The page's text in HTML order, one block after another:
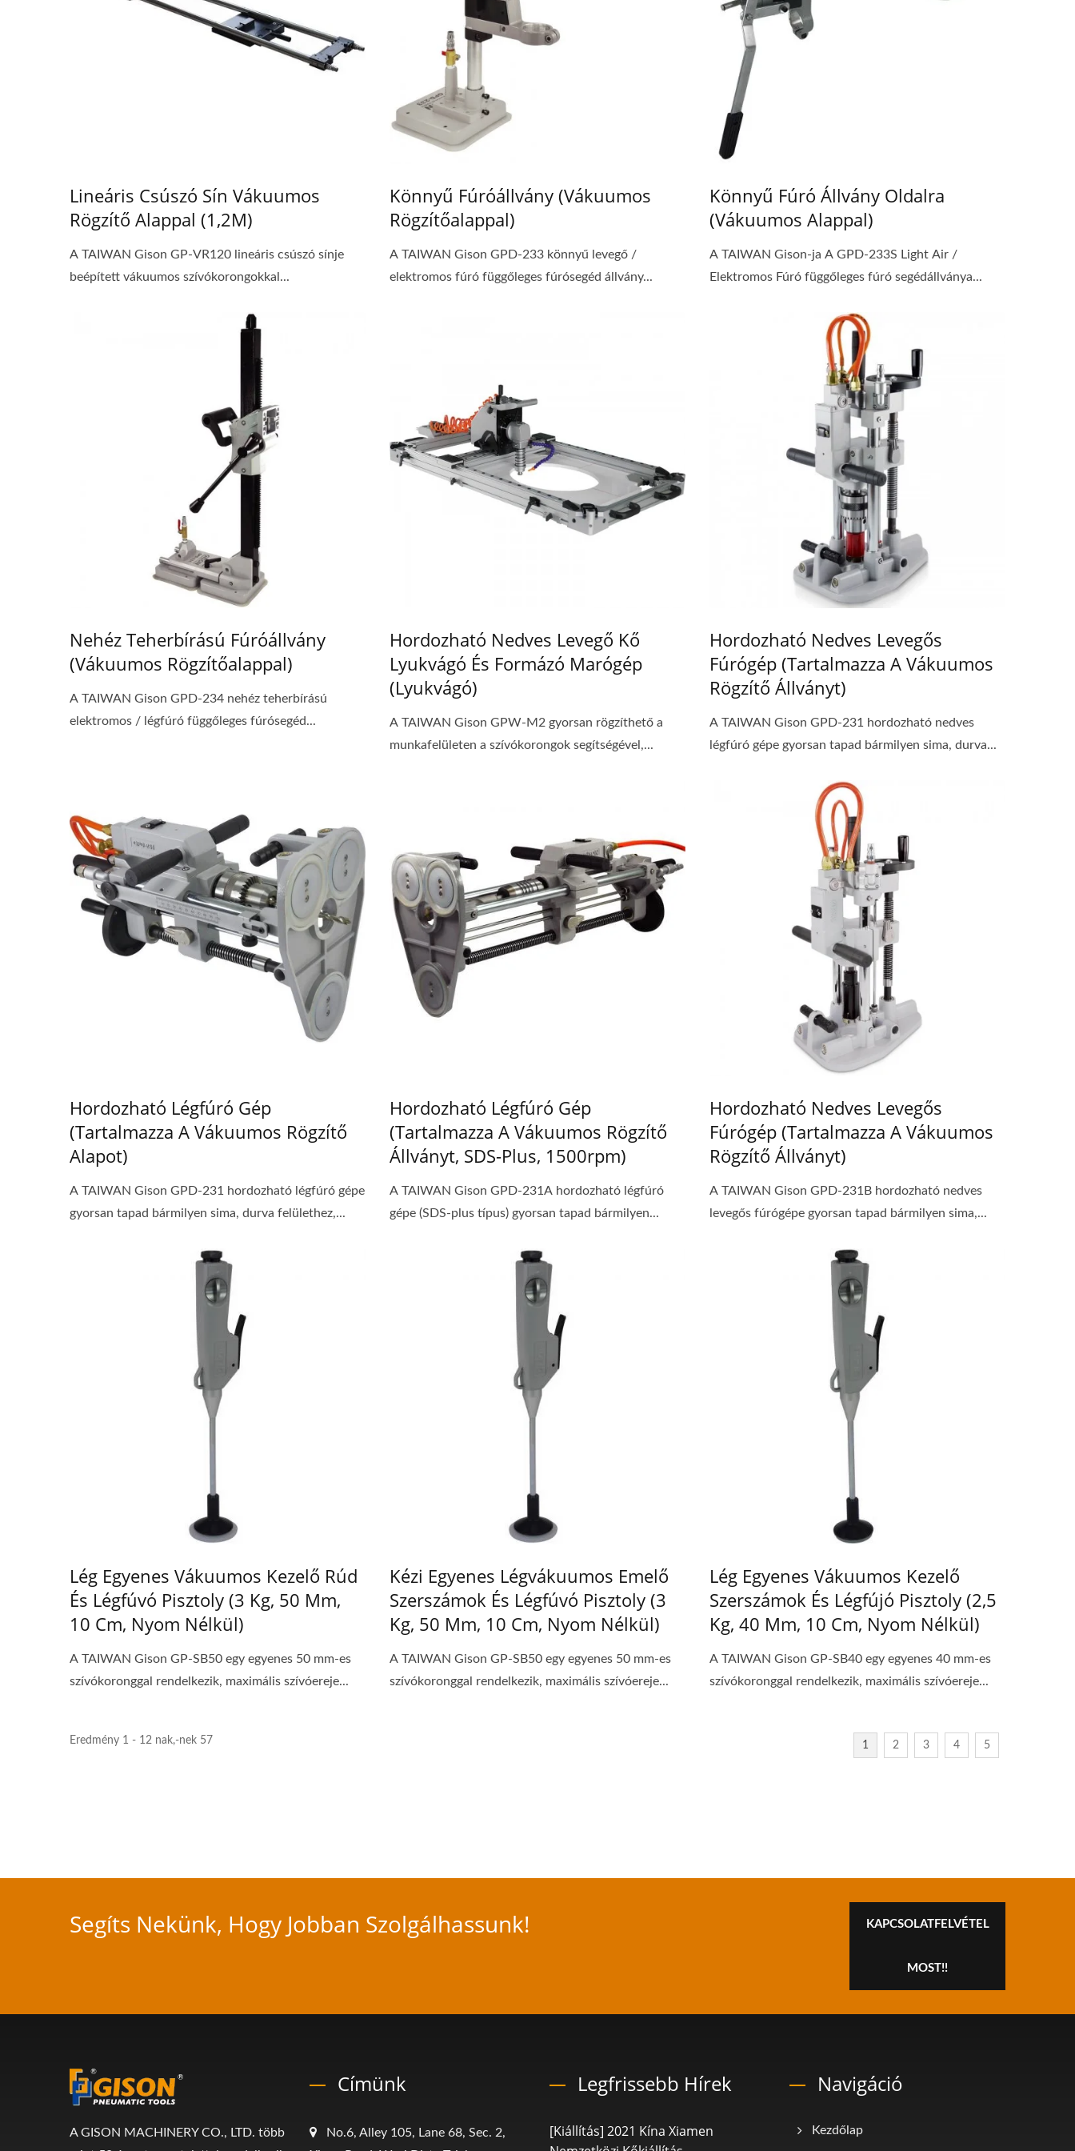
Lineáris Csúszó Sín Vákuumos
Rögzítő Alappal (1,2M)
A TAIWAN Gison GP-VR120 lineáris csúszó sínje
beépített vákuumos szívókorongokkal...
Könnyű Fúróállvány (vákuumos
Rögzítőalappal)
A TAIWAN Gison GPD-233 könnyű levegő /
elektromos fúró függőleges fúrósegéd állvány...
Könnyű Fúró Állvány Oldalra
(Vákuumos Alappal)
A TAIWAN Gison-ja A GPD-233S Light Air /
Elektromos Fúró függőleges fúró segédállványa...
Nehéz Teherbírású Fúróállvány
(vákuumos Rögzítőalappal)
A TAIWAN Gison GPD-234 nehéz teherbírású
elektromos / légfúró függőleges fúrósegéd...
Hordozható Nedves Levegő Kő
Lyukvágó És Formázó Marógép
(Lyukvágó)
A TAIWAN Gison GPW-M2 gyorsan rögzíthető a
munkafelületen a szívókorongok segítségével,...
Hordozható Nedves Levegős
Fúrógép (tartalmazza A Vákuumos
Rögzítő Állványt)
A TAIWAN Gison GPD-231 hordozható nedves
légfúró gépe gyorsan tapad bármilyen sima, durva...
Hordozható Légfúró Gép
(tartalmazza A Vákuumos Rögzítő
Alapot)
A TAIWAN Gison GPD-231 hordozható légfúró gépe
gyorsan tapad bármilyen sima, durva felülethez,...
Hordozható Légfúró Gép
(tartalmazza A Vákuumos Rögzítő
Állványt, SDS-Plus, 1500rpm)
A TAIWAN Gison GPD-231A hordozható légfúró
gépe (SDS-plus típus) gyorsan tapad bármilyen...
Hordozható Nedves Levegős
Fúrógép (tartalmazza A Vákuumos
Rögzítő Állványt)
A TAIWAN Gison GPD-231B hordozható nedves
levegős fúrógépe gyorsan tapad bármilyen sima,...
Lég Egyenes Vákuumos Kezelő Rúd
És Légfúvó Pisztoly (3 Kg, 50 Mm,
10 Cm, Nyom Nélkül)
A TAIWAN Gison GP-SB50 egy egyenes 50 mm-es
szívókoronggal rendelkezik, maximális szívóereje...
Kézi Egyenes Légvákuumos Emelő
Szerszámok És Légfúvó Pisztoly (3
Kg, 50 Mm, 10 Cm, Nyom Nélkül)
A TAIWAN Gison GP-SB50 egy egyenes 50 mm-es
szívókoronggal rendelkezik, maximális szívóereje...
Lég Egyenes Vákuumos Kezelő
Szerszámok És Légfújó Pisztoly (2,5
Kg, 40 Mm, 10 Cm, Nyom Nélkül)
A TAIWAN Gison GP-SB40 egy egyenes 40 mm-es
szívókoronggal rendelkezik, maximális szívóereje...
Eredmény 1 - 12 nak,-nek 57 1 2 3 4 5
Segíts Nekünk, Hogy Jobban Szolgálhassunk! KAPCSOLATFELVÉTEL
MOST!!
A GISON MACHINERY CO., LTD. több
Címünk
No.6, Alley 105, Lane 68, Sec. 2,
Legfrissebb Hírek
[Kiállítás] 2021 Kína Xiamen
Navigáció
Kezdőlap